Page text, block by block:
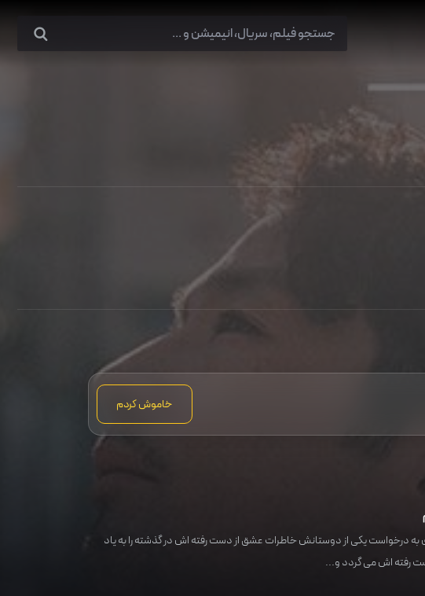
خاموش کردم
به درخواست یکی از دوستانش خاطرات عشق از دست رفته اش در گذشته را به یاد
رفته اش می گردد و...